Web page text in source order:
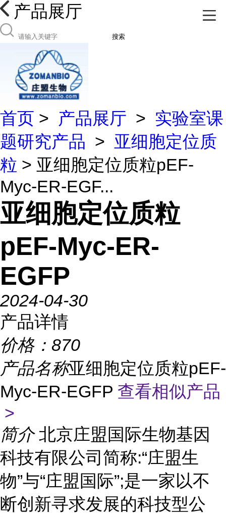
产品展厅
搜索
首页 > 产品展厅 > 实验室课
题研究产品 > 亚细胞定位质
粒 > 亚细胞定位质粒pEF-
Myc-ER-EGF...
亚细胞定位质粒
pEF-Myc-ER-
EGFP
2024-04-30
产品详情
价格： 870
产品名称亚细胞定位质粒pEF-
Myc-ER-EGFP 查看相似产品
>
简介 北京庄盟国际生物基因
科技有限公司简称:“庄盟生
物”与“庄盟国际”;是一家以不
断创新寻求发展的科技型公